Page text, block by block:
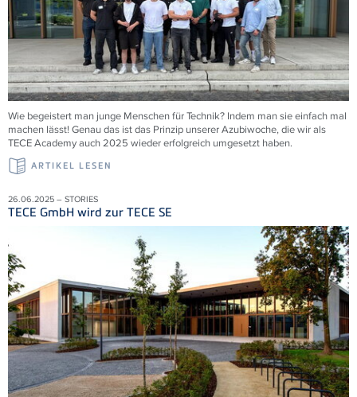
Wie begeistert man junge Menschen für Technik? Indem man sie einfach mal
machen lässt! Genau das ist das Prinzip unserer Azubiwoche, die wir als
TECE Academy auch 2025 wieder erfolgreich umgesetzt haben.
ARTIKEL LESEN
26.06.2025 – STORIES
TECE GmbH wird zur TECE SE